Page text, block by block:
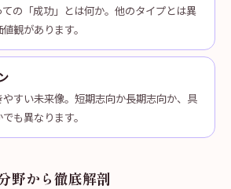
の「成功」とは何か。他のタイプとは異
観があります。
すい未来像。短期志向か長期志向か、具
も異なります。
野から徹底解剖